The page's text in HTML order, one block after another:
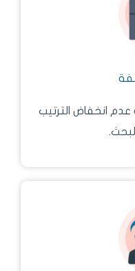
انخفاض الترتيب